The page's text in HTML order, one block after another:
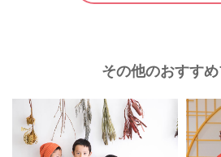
その他のおすす